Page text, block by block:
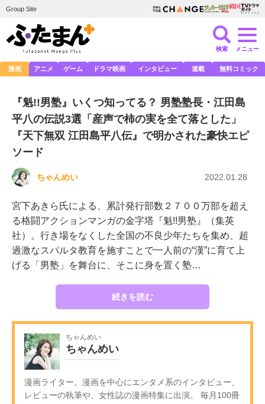
Group Site
検索 メニュー
漫画 アニメ ゲーム ドラマ映画 インタビュー 連載 無料コミック
『魁!!男塾』いくつ知ってる？ 男塾塾長・江田島
平八の伝説3選「産声で柿の実を全て落とした」
『天下無双 江田島平八伝』で明かされた豪快エピ
ソード
ちゃんめい 2022.01.28
宮下あきら氏による、累計発行部数２７００万部を超え
る格闘アクションマンガの金字塔『魁!!男塾』（集英
社）。行き場をなくした全国の不良少年たちを集め、超
過激なスパルタ教育を施すことで一人前の“漢”に育て上
げる「男塾」を舞台に、そこに身を置く塾…
続きを読む
ちゃんめい
ちゃんめい
漫画ライター。漫画を中心にエンタメ系のインタビュー、
レビューの執筆や、女性誌の漫画特集に出演。 毎月100冊